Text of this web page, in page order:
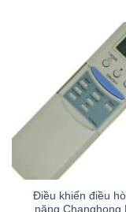
Điều khiển điều
năng Changhong